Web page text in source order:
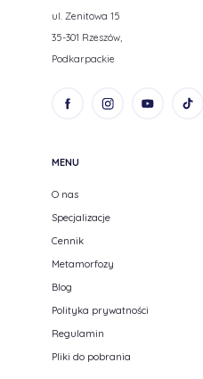
ul. Zenitowa 15
35-301 Rzeszów,
Podkarpackie
MENU
O nas
Specjalizacje
Cennik
Metamorfozy
Blog
Polityka prywatności
Regulamin
Pliki do pobrania